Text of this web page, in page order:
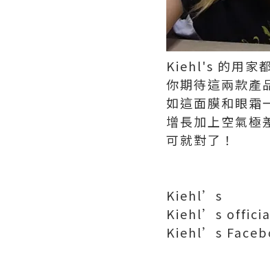
Kiehl's 的用家
你期待這兩款產
如這面膜和眼霜
增長加上空氣極
可就對了！
Kiehl’s
Kiehl’s
Kiehl’s